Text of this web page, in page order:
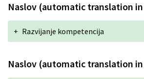
Naslov (automatic translation
+ Razvijanje kompetencija
Naslov (automatic translation